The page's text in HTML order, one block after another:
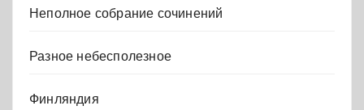
Неполное собрание сочинений
Разное небесполезное
Финляндия